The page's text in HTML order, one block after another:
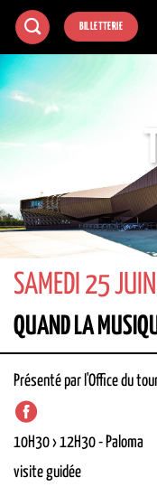
Passer
contenu
BILLETTERIE
SAMEDI 25
QUAND LA
Présenté par l'Office du
10H30 › 12H30- Paloma
visite guidée